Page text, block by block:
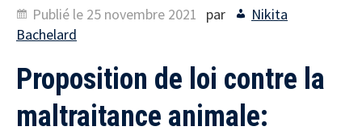
Publié le 25 novembre 2021 par
Nikita
Bachelard
Proposition de loi contre la
maltraitance animale: